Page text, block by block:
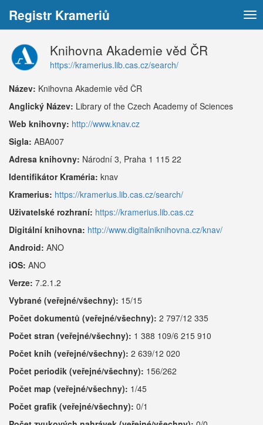
Registr Krameriů
Knihovna Akademie věd ČR
https://kramerius.lib.cas.cz/search/
Název: Knihovna Akademie věd ČR
Anglický Název: Library of the Czech Academy of Sciences
Web knihovny: http://www.knav.cz
Sigla: ABA007
Adresa knihovny: Národní 3, Praha 1 115 22
Identifikátor Kraméria: knav
Kramerius: https://kramerius.lib.cas.cz/search/
Uživatelské rozhraní: https://kramerius.lib.cas.cz
Digitální knihovna: http://www.digitalniknihovna.cz/knav/
Android: ANO
iOS: ANO
Verze: 7.2.1.2
Vybrané (veřejné/všechny): 15/15
Počet dokumentů (veřejné/všechny): 2 797/12 335
Počet stran (veřejné/všechny): 1 388 109/6 215 910
Počet knih (veřejné/všechny): 2 639/12 020
Počet periodik (veřejné/všechny): 156/262
Počet map (veřejné/všechny): 1/45
Počet grafik (veřejné/všechny): 0/1